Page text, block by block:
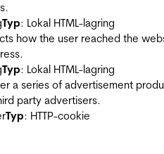
Typ: Lokal HTML-lagring
how the user reached the
Typ: Lokal HTML-lagring
a series of advertisement
party advertisers.
Typ: HTTP-cookie